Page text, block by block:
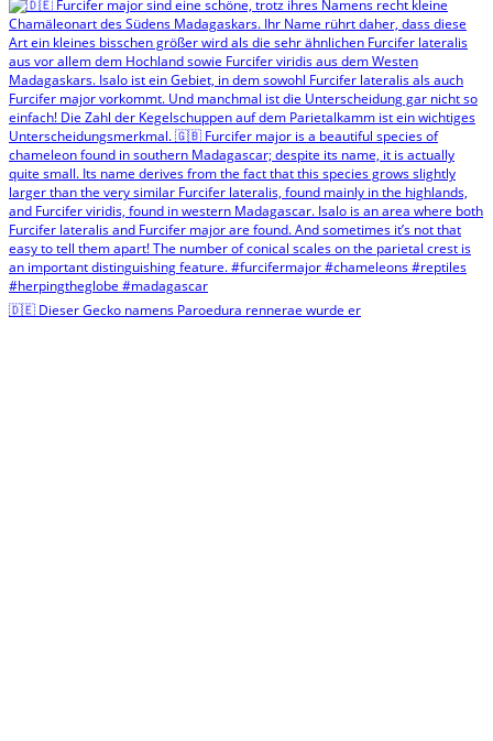
🇩🇪 Dieser Gecko namens Paroedura rennerae wurde er